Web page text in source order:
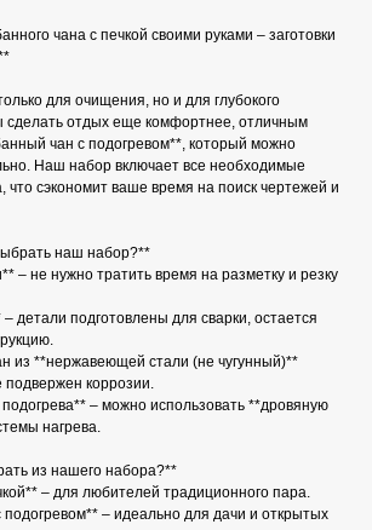
чана с печкой своими руками – заготовки
для очищения, но и для глубокого
сделать отдых еще комфортнее, отличным
чан с подогревом**, который можно
Наш набор включает все необходимые
что сэкономит ваше время на поиск чертежей и
наш набор?**
– не нужно тратить время на разметку и резку
детали подготовлены для сварки, остается
из **нержавеющей стали (не чугунный)**
коррозии.
– можно использовать **дровяную
нагрева.
из нашего набора?**
– для любителей традиционного пара.
– идеально для дачи и открытых